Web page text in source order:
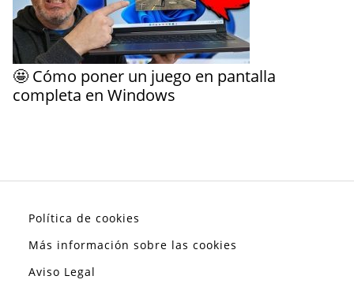
🤩 Cómo poner un juego en pantalla
completa en Windows
Política de cookies
Más información sobre las cookies
Aviso Legal